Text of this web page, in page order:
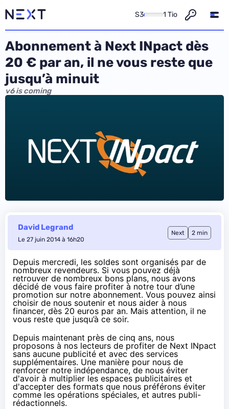
S3 1 Tio
Abonnement à Next INpact dès
20 € par an, il ne vous reste que
jusqu’à minuit
v6 is coming
David Legrand
Le 27 juin 2014 à 16h20
Next 2 min
Depuis mercredi, les soldes sont organisés par de
nombreux revendeurs. Si vous pouvez déjà
retrouver de nombreux bons plans, nous avons
décidé de vous faire profiter à notre tour d’une
promotion sur notre abonnement. Vous pouvez ainsi
choisir de nous soutenir et nous aider à nous
financer, dès 20 euros par an. Mais attention, il ne
vous reste que jusqu’à ce soir.
Depuis maintenant près de cinq ans, nous
proposons à nos lecteurs de profiter de Next INpact
sans aucune publicité et avec des services
supplémentaires. Une manière pour nous de
renforcer notre indépendance, de nous éviter
d'avoir à multiplier les espaces publicitaires et
d'accepter des formats que nous préférons éviter
comme les opérations spéciales, et autres publi-
rédactionnels.